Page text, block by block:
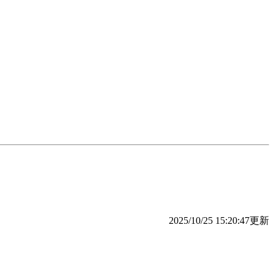
2025/10/25 15:20:47更新